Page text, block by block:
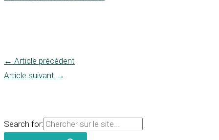
← Article précédent
Article suivant →
Search for: